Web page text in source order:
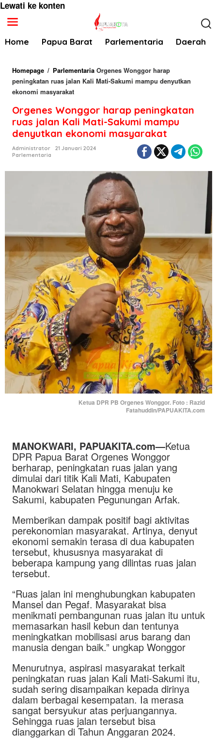
Lewati ke konten
Home Papua Barat Parlementaria Daerah
Homepage / Parlementaria Orgenes Wonggor harap
peningkatan ruas jalan Kali Mati-Sakumi mampu denyutkan
ekonomi masyarakat
Orgenes Wonggor harap peningkatan
ruas jalan Kali Mati-Sakumi mampu
denyutkan ekonomi masyarakat
Administrator
21 Januari 2024
Parlementaria
Ketua DPR PB Orgenes Wonggor. Foto : Razid
Fatahuddin/PAPUAKITA.com
MANOKWARI, PAPUAKITA.com—Ketua
DPR Papua Barat Orgenes Wonggor
berharap, peningkatan ruas jalan yang
dimulai dari titik Kali Mati, Kabupaten
Manokwari Selatan hingga menuju ke
Sakumi, kabupaten Pegunungan Arfak.
Memberikan dampak positif bagi aktivitas
perekonomian masyarakat. Artinya, denyut
ekonomi semakin terasa di dua kabupaten
tersebut, khususnya masyarakat di
beberapa kampung yang dilintas ruas jalan
tersebut.
“Ruas jalan ini menghubungkan kabupaten
Mansel dan Pegaf. Masyarakat bisa
menikmati pembangunan ruas jalan itu untuk
memasarkan hasil kebun dan tentunya
meningkatkan mobilisasi arus barang dan
manusia dengan baik.” ungkap Wonggor
Menurutnya, aspirasi masyarakat terkait
peningkatan ruas jalan Kali Mati-Sakumi itu,
sudah sering disampaikan kepada dirinya
dalam berbagai kesempatan. Ia merasa
sangat bersyukur atas perjuangannya.
Sehingga ruas jalan tersebut bisa
dianggarkan di Tahun Anggaran 2024.